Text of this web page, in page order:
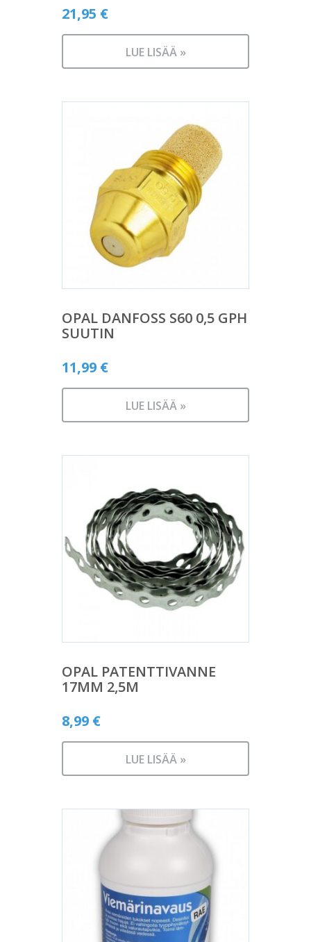
21,95 €
LUE LISÄÄ »
OPAL DANFOSS S60 0,5 GPH
SUUTIN
11,99 €
LUE LISÄÄ »
OPAL PATENTTIVANNE
17MM 2,5M
8,99 €
LUE LISÄÄ »